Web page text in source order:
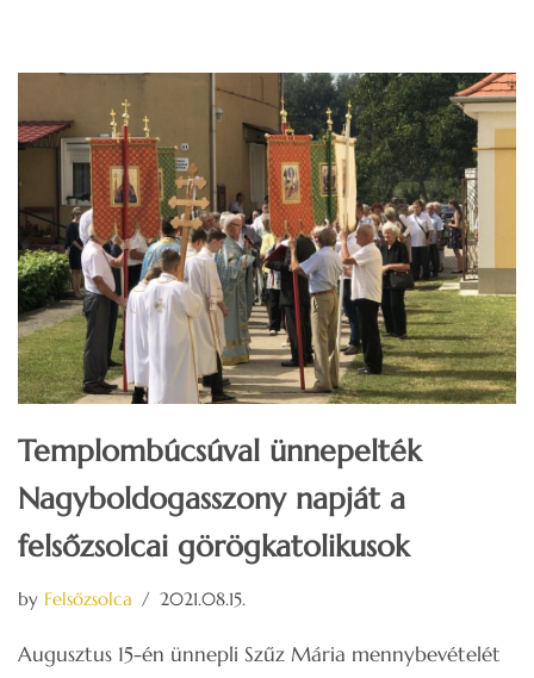
Templombúcsúval ünnepelték
Nagyboldogasszony napját a
felsőzsolcai görögkatolikusok
by Felsőzsolca 2021.08.15.
Augusztus 15-én ünnepli Szűz Mária mennybevételét